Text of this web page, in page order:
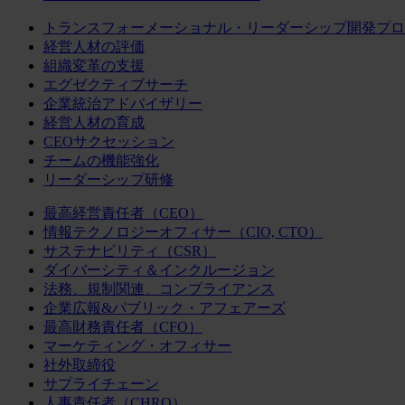
トランスフォーメーショナル・リーダーシップ開発プ
経営人材の評価
組織変革の支援
エグゼクティブサーチ
企業統治アドバイザリー
経営人材の育成
CEOサクセッション
チームの機能強化
リーダーシップ研修
最高経営責任者（CEO）
情報テクノロジーオフィサー（CIO, CTO）
サステナビリティ（CSR）
ダイバーシティ＆インクルージョン
法務、規制関連、コンプライアンス
企業広報&パブリック・アフェアーズ
最高財務責任者（CFO）
マーケティング・オフィサー
社外取締役
サプライチェーン